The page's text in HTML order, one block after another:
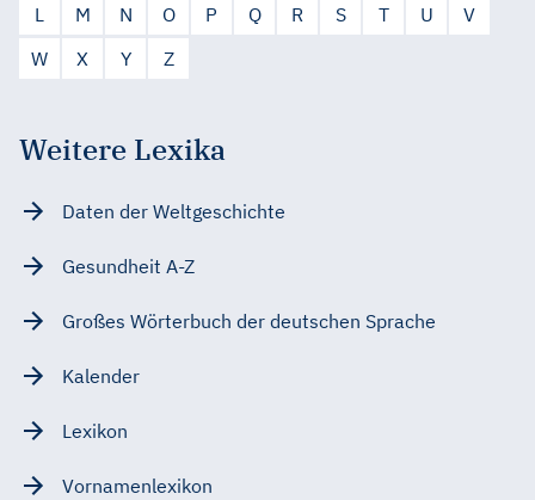
L
M N O P Q R S T U
V
W
X Y Z
Weitere Lexika
Daten der Weltgeschichte
Gesundheit A-Z
Großes Wörterbuch der deutschen Sprache
Kalender
Lexikon
Vornamenlexikon